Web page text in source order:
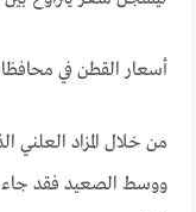
أسعار القطن في
من خلال المزاد
ووسط الصعيد فقد جاء